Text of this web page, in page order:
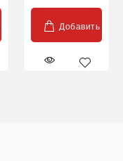
Добавить